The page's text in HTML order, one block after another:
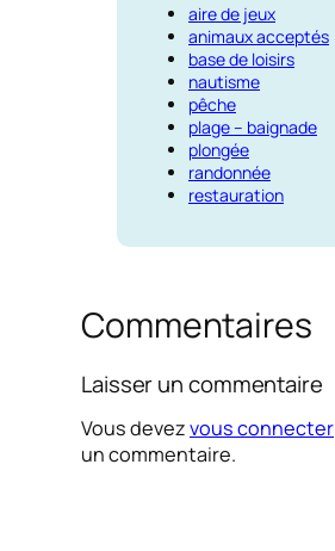
aire de jeux
animaux acceptés
base de loisirs
nautisme
pêche
plage – baignade
plongée
randonnée
restauration
Commentaires
Laisser un commentaire
Vous devezvous connecter
un commentaire.